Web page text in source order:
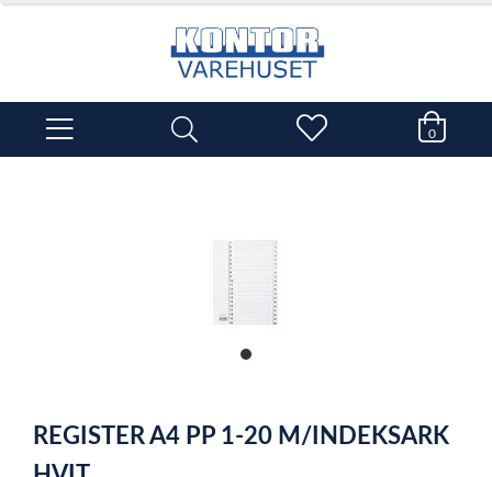
0
item
of
1
REGISTER A4 PP 1-20 M/INDEKSARK